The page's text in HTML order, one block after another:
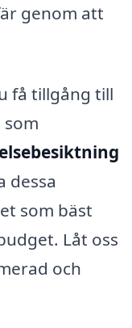
genom att
få tillgång till
dessa
som bäst
Låt oss
och